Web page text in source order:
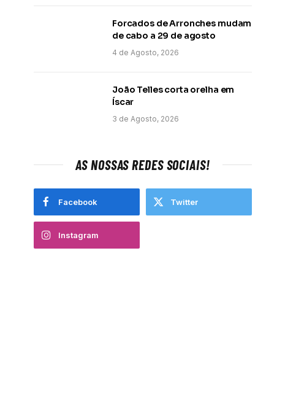
Forcados de Arronches mudam
de cabo a 29 de agosto
4 de Agosto, 2026
João Telles corta orelha em
Íscar
3 de Agosto, 2026
AS NOSSAS REDES SOCIAIS!
Facebook Twitter
Instagram